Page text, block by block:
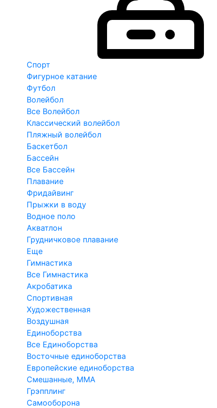
Спорт
Фигурное катание
Футбол
Волейбол
Все Волейбол
Классический волейбол
Пляжный волейбол
Баскетбол
Бассейн
Все Бассейн
Плавание
Фридайвинг
Прыжки в воду
Водное поло
Акватлон
Грудничковое плавание
Еще
Гимнастика
Все Гимнастика
Акробатика
Спортивная
Художественная
Воздушная
Единоборства
Все Единоборства
Восточные единоборства
Европейские единоборства
Смешанные, ММА
Грэпплинг
Самооборона